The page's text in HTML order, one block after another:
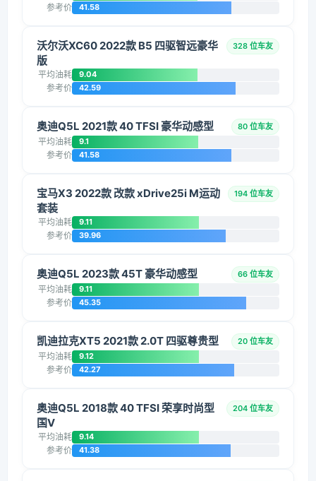
参考价 41.58
沃尔沃XC60 2022款 B5 四驱智远豪华
版
328 位车友
平均油耗 9.04
参考价 42.59
奥迪Q5L 2021款 40 TFSI 豪华动感型 80 位车友
平均油耗 9.1
参考价 41.58
宝马X3 2022款 改款 xDrive25i M运动
套装
194 位车友
平均油耗 9.11
参考价 39.96
奥迪Q5L 2023款 45T 豪华动感型 66 位车友
平均油耗 9.11
参考价 45.35
凯迪拉克XT5 2021款 2.0T 四驱尊贵型 20 位车友
平均油耗 9.12
参考价 42.27
奥迪Q5L 2018款 40 TFSI 荣享时尚型
国V
204 位车友
平均油耗 9.14
参考价 41.38